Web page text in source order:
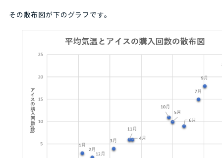
その散布図が下のグラフです。